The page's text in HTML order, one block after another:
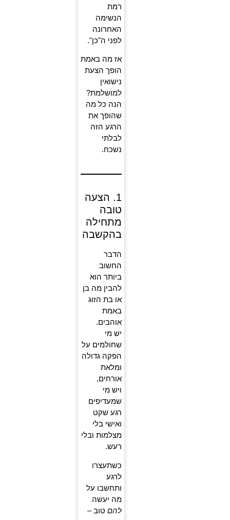
רמת
הנשימה
האחרונה
לפני ה"כן".
אז מה באמת
הופך הצעת
נישואין
למושלמת?
הנה כל מה
שהופך את
הרגע הזה
לבלתי
נשכח.
1. הצעה
טובה
מתחילה
בהקשבה
הדבר
החשוב
ביותר הוא
להבין מה בן
או בת הזוג
באמת
אוהבים.
יש מי
שחולמים על
הפקה גדולה
ומלאת
אורחים,
ויש מי
שמעדיפים
רגע שקט
ואישי בלי
מצלמות ובלי
רעש.
כשתעצרו
לרגע
ותחשבו על
מה יעשה
להם טוב –